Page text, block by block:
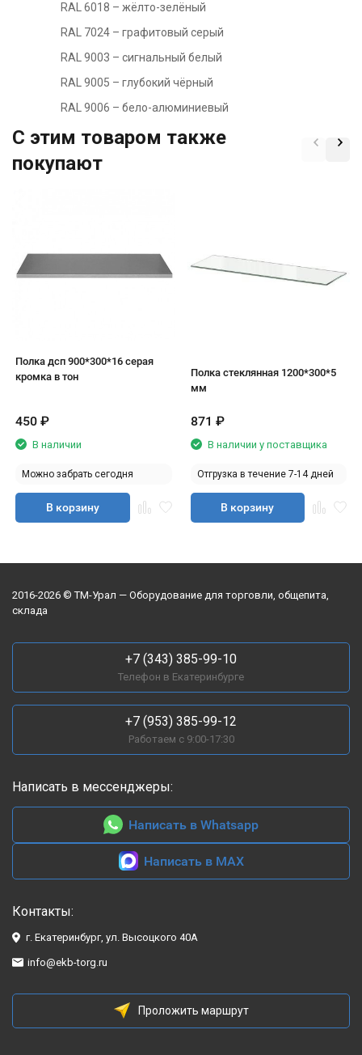
RAL 6018 – жёлто-зелёный
RAL 7024 – графитовый серый
RAL 9003 – сигнальный белый
RAL 9005 – глубокий чёрный
RAL 9006 – бело-алюминиевый
C этим товаром также
покупают
Полка дсп 900*300*16 серая
кромка в тон
450 ₽
В наличии
Можно забрать сегодня
В корзину
Полка стеклянная 1200*300*5
мм
871 ₽
В наличии у поставщика
Отгрузка в течение 7-14 дней
В корзину
2016-2026 © ТМ-Урал — Оборудование для торговли, общепита,
склада
+7 (343) 385-99-10
Телефон в Екатеринбурге
+7 (953) 385-99-12
Работаем с 9:00-17:30
Написать в мессенджеры:
Написать в Whatsapp
Написать в MAX
Контакты:
г. Екатеринбург, ул. Высоцкого 40А
info@ekb-torg.ru
Проложить маршрут